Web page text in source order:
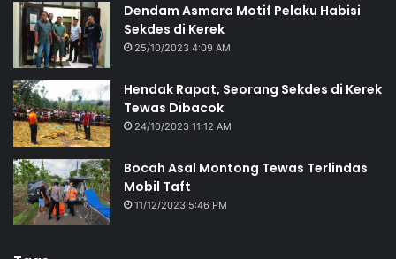
Dendam Asmara Motif Pelaku Habisi
Sekdes di Kerek
25/10/2023 4:09 AM
Hendak Rapat, Seorang Sekdes di Kerek
Tewas Dibacok
24/10/2023 11:12 AM
Bocah Asal Montong Tewas Terlindas
Mobil Taft
11/12/2023 5:46 PM